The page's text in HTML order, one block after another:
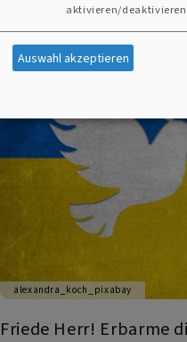
alexandra_koch_pixabay
Friede Herr! Erbarme
aktivieren/
Auswahl akzeptieren